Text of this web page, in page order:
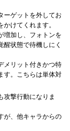
ーゲットを外してお
けてくれます。
増加し、フォトンを
醒状態で待機しにく
メリット付きかつ特
す。こちらは単体対
攻撃行動になりま
が、他キャラからの